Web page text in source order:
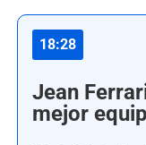
18:28
Jean
mejor